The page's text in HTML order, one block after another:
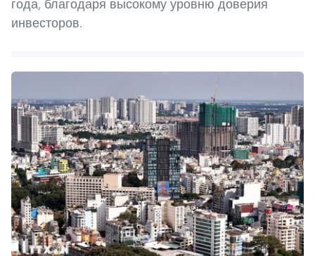
года, благодаря высокому уровню доверия
инвесторов.